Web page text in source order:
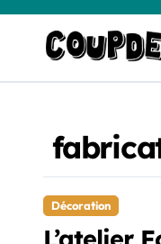
content
Décoration